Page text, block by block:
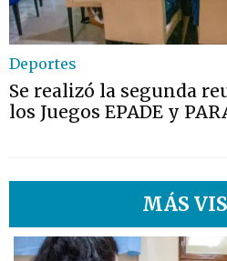
Deportes
Se realizó la segunda
los Juegos EPADE y
MÁS